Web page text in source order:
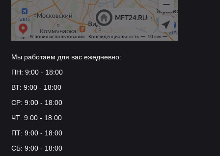
Мы работаем для вас ежедневно:
ПН: 9:00 - 18:00
ВТ: 9:00 - 18:00
СР: 9:00 - 18:00
ЧТ: 9:00 - 18:00
ПТ: 9:00 - 18:00
СБ: 9:00 - 18:00